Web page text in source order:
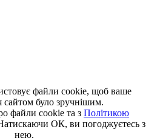
файли cookie, щоб ваше
сайтом було зручнішим.
файли cookie та з Політикою
ОК, ви погоджуєтесь з
нею.